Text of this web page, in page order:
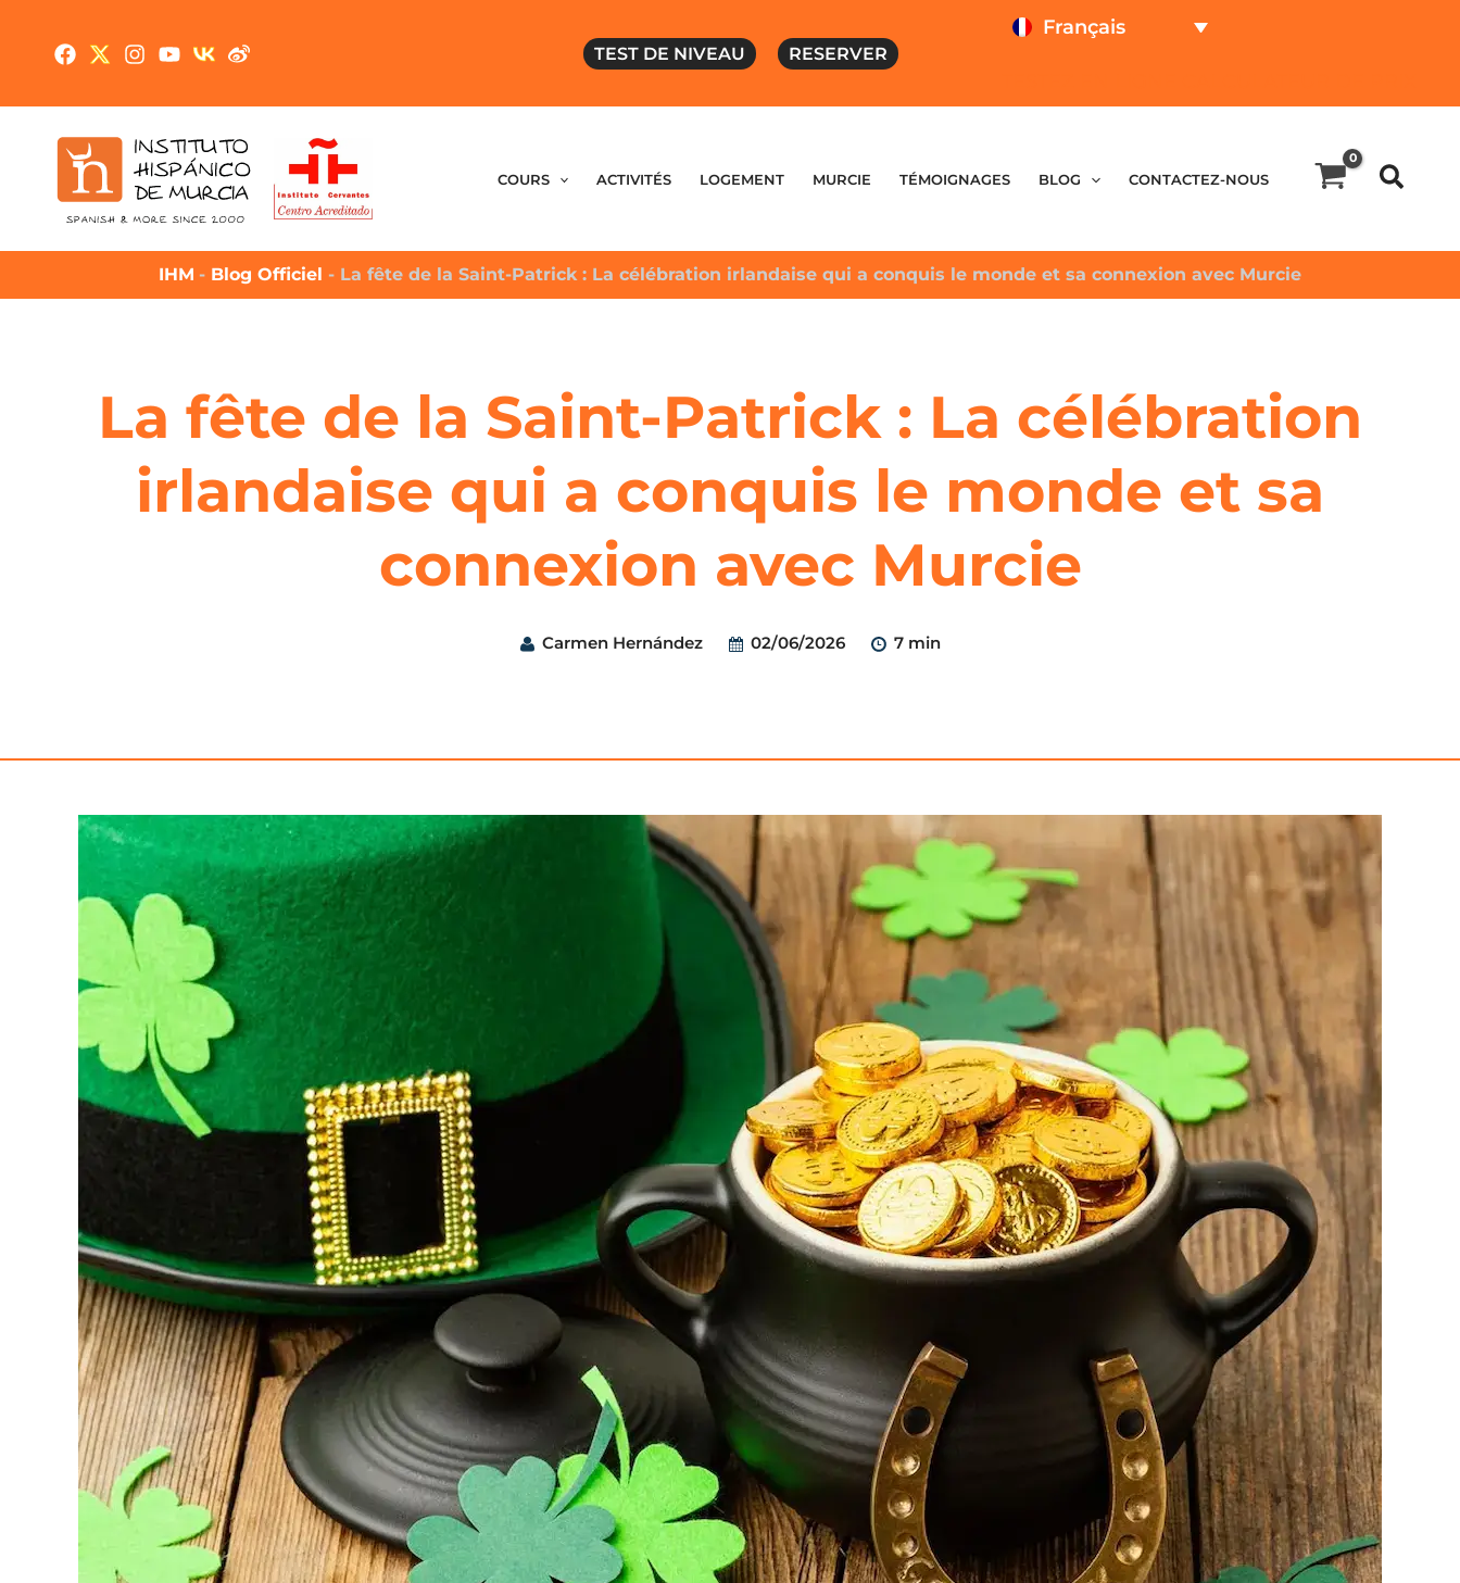
TEST DE NIVEAU RESERVER
Français
COURS ACTIVITÉS LOGEMENT MURCIE TÉMOIGNAGES BLOG CONTACTEZ-NOUS
IHM - Blog Officiel - La fête de la Saint-Patrick : La célébration irlandaise qui a conquis le monde et sa connexion avec Murcie
La fête de la Saint-Patrick : La célébration
irlandaise qui a conquis le monde et sa
connexion avec Murcie
Carmen Hernández 02/06/2026 7 min